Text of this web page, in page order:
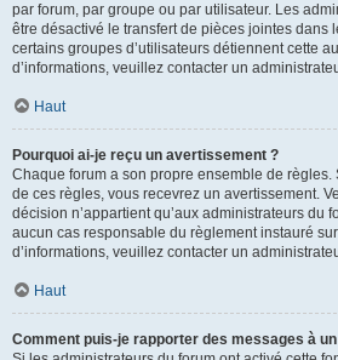
par forum, par groupe ou par utilisateur. Les
être désactivé le transfert de pièces jointes dans
certains groupes d’utilisateurs détiennent cette
d’informations, veuillez contacter un
Haut
Pourquoi ai-je reçu un avertissement ?
Chaque forum a son propre ensemble de règles.
de ces règles, vous recevrez un avertissement.
décision n’appartient qu’aux administrateurs du
aucun cas responsable du règlement instauré
d’informations, veuillez contacter un
Haut
Comment puis-je rapporter des messages à